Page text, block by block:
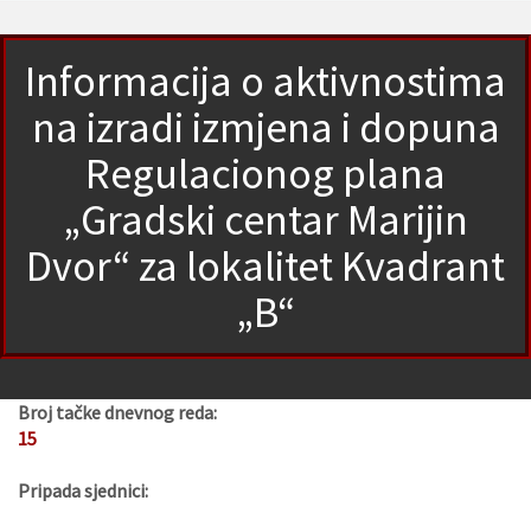
Informacija o aktivnostima
na izradi izmjena i dopuna
Regulacionog plana
„Gradski centar Marijin
Dvor“ za lokalitet Kvadrant
„B“
Broj tačke dnevnog reda:
15
Pripada sjednici: